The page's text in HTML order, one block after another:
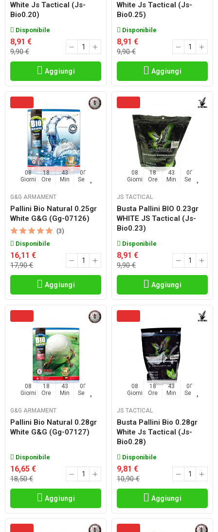
White Js Tactical (js-
Bio0.20)
Disponibile
8,91 €
9,90 €
Aggiungi
White Js Tactical (js-
Bio0.25)
Disponibile
8,91 €
9,90 €
Aggiungi
08
Giorni
18
Ore
43
Min
06
Sec
G&G ARMAMENT
Pallini Bio Natural 0.25gr
White G&g (gg-07126)
(3)
Disponibile
16,11 €
17,90 €
Aggiungi
08
Giorni
18
Ore
43
Min
06
Sec
JS TACTICAL
Busta Pallini BIO 0.23gr
WHITE JS Tactical (js-
Bio0.23)
Disponibile
8,91 €
9,90 €
Aggiungi
08
Giorni
18
Ore
43
Min
06
Sec
G&G ARMAMENT
Pallini Bio Natural 0.28gr
White G&g (gg-07127)
Disponibile
16,65 €
18,50 €
Aggiungi
08
Giorni
18
Ore
43
Min
06
Sec
JS TACTICAL
Busta Pallini Bio 0.28gr
White Js Tactical (js-
Bio0.28)
Disponibile
9,81 €
10,90 €
Aggiungi